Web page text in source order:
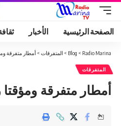
الصفحة الرئيسية الأخبار
Radio Marina
>
Blog
> المتفرقات > أمطار متفرقة
المتفرقات
أمطار متفرقة